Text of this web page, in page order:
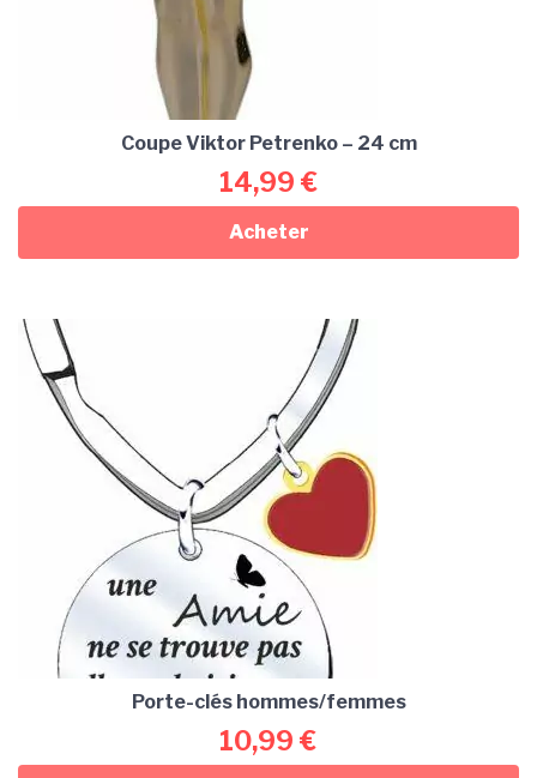
Coupe Viktor Petrenko – 24 cm
14,99 €
Acheter
Porte-clés hommes/femmes
10,99 €